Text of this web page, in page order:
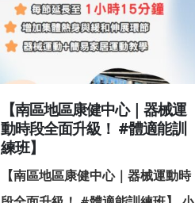
【南區地區康健中心｜器械運
動時段全面升級！ #體適能訓
練班】
【南區地區康健中心｜器械運動時